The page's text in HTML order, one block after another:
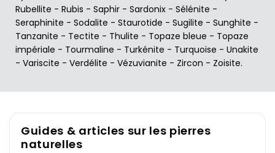
Rubellite - Rubis - Saphir - Sardonix - Sélénite -
Seraphinite - Sodalite - Staurotide - Sugilite - Sunghite -
Tanzanite - Tectite - Thulite - Topaze bleue - Topaze
impériale - Tourmaline - Turkénite - Turquoise - Unakite
- Variscite - Verdélite - Vézuvianite - Zircon - Zoisite.
Guides & articles sur les pierres
naturelles